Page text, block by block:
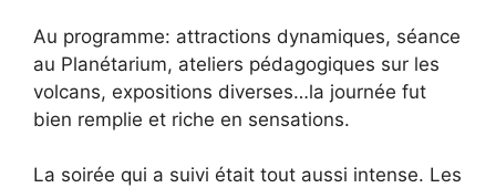
Au programme: attractions dynamiques, séance
au Planétarium, ateliers pédagogiques sur les
volcans, expositions diverses…la journée fut
bien remplie et riche en sensations.
La soirée qui a suivi était tout aussi intense. Les